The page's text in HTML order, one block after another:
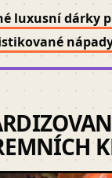
luxusní dárky